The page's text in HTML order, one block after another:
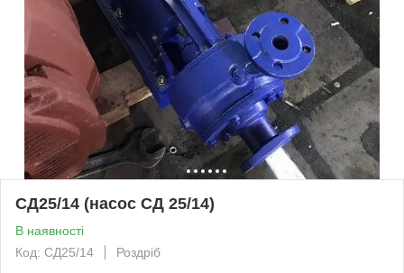
СД25/14 (насос СД 25/14)
В наявності
Код: СД25/14
Роздріб